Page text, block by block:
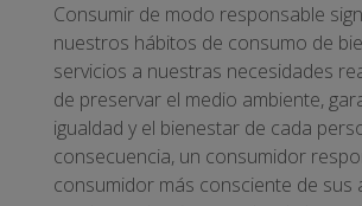
Consumir de modo responsable
nuestros hábitos de consumo de
servicios a nuestras necesidades
de preservar el medio ambiente,
igualdad y el bienestar de cada
consecuencia, un consumidor
consumidor más consciente de sus